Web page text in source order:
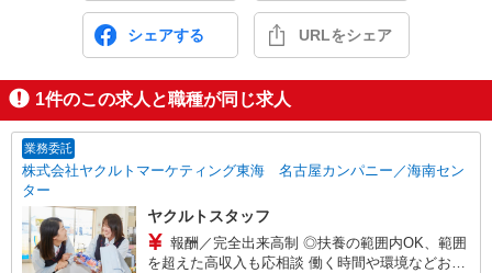
シェアする URLをシェア
1件のこの求人と職種が同じ求人
業務委託
株式会社ヤクルトマーケティング東海 名古屋カンパニー／海南セン
ター
ヤクルトスタッフ
報酬／完全出来高制 ◎扶養の範囲内OK、範囲
を超えた高収入も応相談 働く時間や環境などお気